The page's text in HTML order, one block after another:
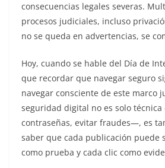
consecuencias legales severas.
procesos judiciales, incluso
no se queda en advertencias, se
Hoy, cuando se hable del Día de
que recordar que navegar seguro
navegar consciente de este marco
seguridad digital no es solo
contraseñas, evitar fraudes—, es
saber que cada publicación puede
como prueba y cada clic como